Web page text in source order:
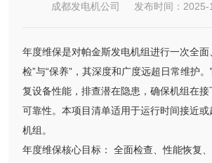
成都发电机公司 发布时间：2025-
年度维保是对帕金斯发电机组进行一次全面
检”与“保养”，其深度和广度远超日常维护
复设备性能，排查潜在隐患，确保机组在
可靠性。本项目清单适用于运行时间接近
机组。
年度维保核心目标： 全面检查、性能恢复